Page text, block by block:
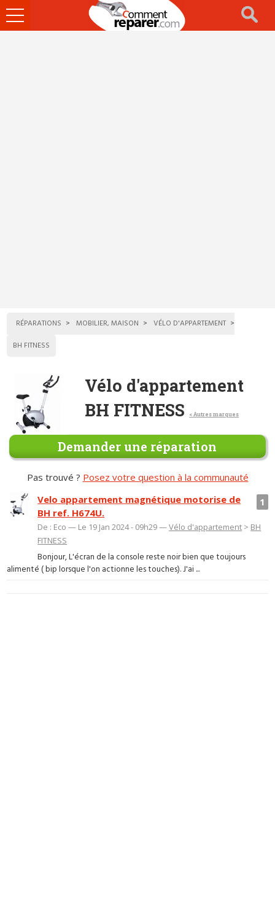
Ouvrir
le
RÉPARATIONS MOBILIER, MAISON
VÉLO D'APPARTEMENT
BH FITNESS
Vélo d'appartement
BH FITNESS
< Autres marques
Demander une réparation
Pas trouvé ? Posez votre question à la communauté
1
Velo appartement magnétique motorise de
BH ref. H674U.
De : Eco — Le 19 Jan 2024 - 09h29 —Vélo d'appartement > BH
FITNESS
Bonjour, L'écran de la console reste noir bien que toujours
alimenté ( bip lorsque l'on actionne les touches). J'ai ...